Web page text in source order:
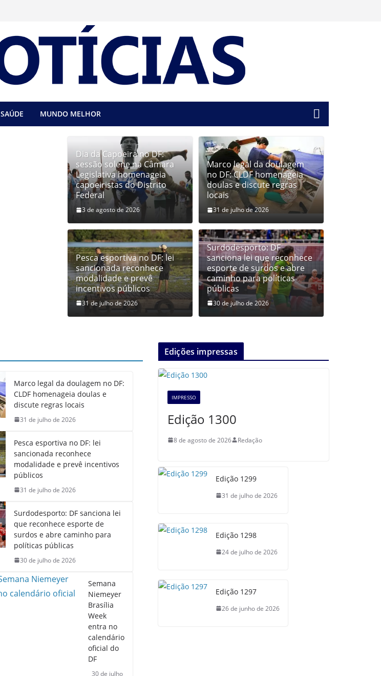
SAÚDE MUNDO MELHOR
Dia da Capoeira no DF:
sessão solene na Câmara
Legislativa homenageia
capoeiristas do Distrito
Federal
3 de agosto de 2026
Marco legal da doulagem
no DF: CLDF homenageia
doulas e discute regras
locais
31 de julho de 2026
Pesca esportiva no DF: lei
sancionada reconhece
modalidade e prevê
incentivos públicos
31 de julho de 2026
Surdodesporto: DF
sanciona lei que reconhece
esporte de surdos e abre
caminho para políticas
públicas
30 de julho de 2026
Marco legal da doulagem no DF:
CLDF homenageia doulas e
discute regras locais
31 de julho de 2026
Pesca esportiva no DF: lei
sancionada reconhece
modalidade e prevê incentivos
públicos
31 de julho de 2026
Surdodesporto: DF sanciona lei
que reconhece esporte de
surdos e abre caminho para
políticas públicas
30 de julho de 2026
Semana
Niemeyer
Brasília
Week
entra no
calendário
oficial do
DF
30 de julho
Edições impressas
IMPRESSO
Edição 1300
8 de agosto de 2026 Redação
Edição 1299
31 de julho de 2026
Edição 1298
24 de julho de 2026
Edição 1297
26 de junho de 2026